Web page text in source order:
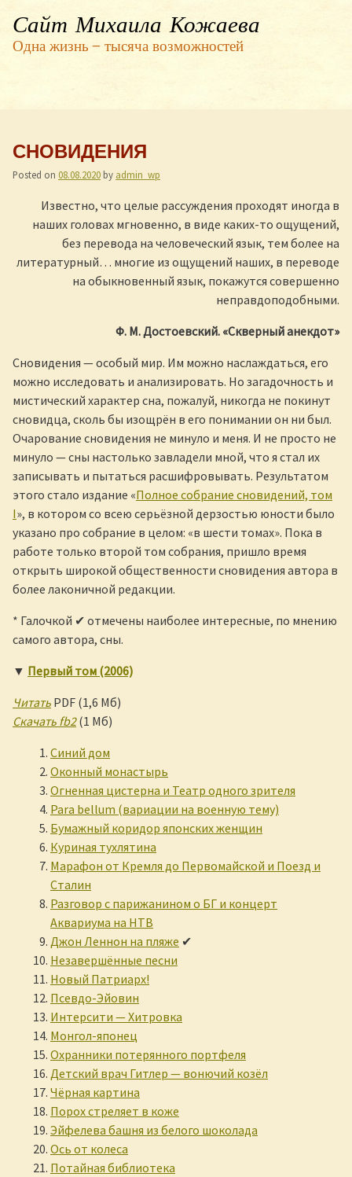
Сайт Михаила Кожаева
Одна жизнь — тысяча возможностей
СНОВИДЕНИЯ
Posted on 08.08.2020 by admin_wp
Известно, что целые рассуждения проходят иногда в
наших головах мгновенно, в виде каких-то ощущений,
без перевода на человеческий язык, тем более на
литературный… многие из ощущений наших, в переводе
на обыкновенный язык, покажутся совершенно
неправдоподобными.
Ф. М. Достоевский. «Скверный анекдот»
Сновидения — особый мир. Им можно наслаждаться, его
можно исследовать и анализировать. Но загадочность и
мистический характер сна, пожалуй, никогда не покинут
сновидца, сколь бы изощрён в его понимании он ни был.
Очарование сновидения не минуло и меня. И не просто не
минуло — сны настолько завладели мной, что я стал их
записывать и пытаться расшифровывать. Результатом
этого стало издание «Полное собрание сновидений, том
I», в котором со всею серьёзной дерзостью юности было
указано про собрание в целом: «в шести томах». Пока в
работе только второй том собрания, пришло время
открыть широкой общественности сновидения автора в
более лаконичной редакции.
* Галочкой ✔ отмечены наиболее интересные, по мнению
самого автора, сны.
▼ Первый том (2006)
Читать PDF (1,6 Мб)
Скачать fb2(1 Мб)
Синий дом
Оконный монастырь
Огненная цистерна и Театр одного зрителя
Para bellum (вариации на военную тему)
Бумажный коридор японских женщин
Куриная тухлятина
Марафон от Кремля до Первомайской и Поезд и
Сталин
Разговор с парижанином о БГ и концерт
Аквариума на НТВ
Джон Леннон на пляже ✔
Незавершённые песни
Новый Патриарх!
Псевдо-Эйовин
Интерсити — Хитровка
Монгол-японец
Охранники потерянного портфеля
Детский врач Гитлер — вонючий козёл
Чёрная картина
Порох стреляет в коже
Эйфелева башня из белого шоколада
Ось от колеса
Потайная библиотека